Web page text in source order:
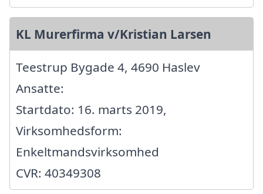
KL Murerfirma v/Kristian Larsen
Teestrup Bygade 4, 4690 Haslev
Ansatte:
Startdato: 16. marts 2019,
Virksomhedsform:
Enkeltmandsvirksomhed
CVR: 40349308